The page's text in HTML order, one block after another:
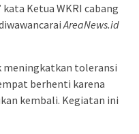
Ketua WKRI cabang
AreaNews.id
meningkatkan toleransi
berhenti karena
kembali. Kegiatan ini